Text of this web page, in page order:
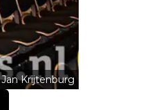
Jan Krijtenburg